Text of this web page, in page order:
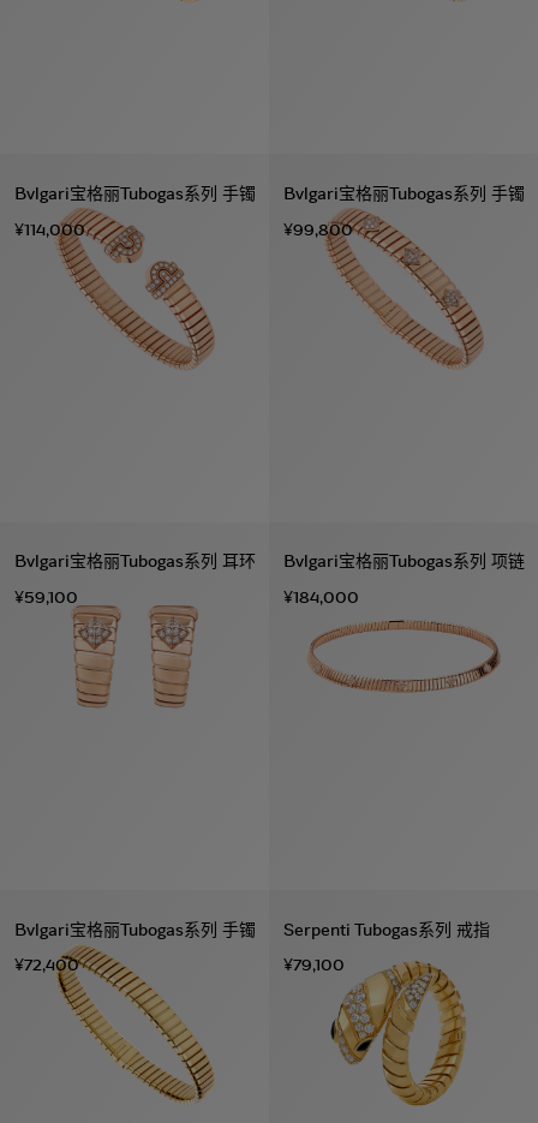
Bvlgari宝格丽Tubogas系列 手镯
¥114,000
Bvlgari宝格丽Tubogas系列 手镯
¥99,800
Bvlgari宝格丽Tubogas系列 耳环
¥59,100
Bvlgari宝格丽Tubogas系列 项链
¥184,000
Bvlgari宝格丽Tubogas系列 手镯
¥72,400
Serpenti Tubogas系列 戒指
¥79,100